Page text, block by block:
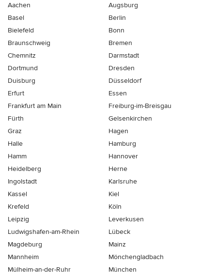
Aachen
Augsburg
Basel
Berlin
Bielefeld
Bonn
Braunschweig
Bremen
Chemnitz
Darmstadt
Dortmund
Dresden
Duisburg
Düsseldorf
Erfurt
Essen
Frankfurt am Main
Freiburg-im-Breisgau
Fürth
Gelsenkirchen
Graz
Hagen
Halle
Hamburg
Hamm
Hannover
Heidelberg
Herne
Ingolstadt
Karlsruhe
Kassel
Kiel
Krefeld
Köln
Leipzig
Leverkusen
Ludwigshafen-am-Rhein
Lübeck
Magdeburg
Mainz
Mannheim
Mönchen­gladbach
Mülheim-an-der-Ruhr
München